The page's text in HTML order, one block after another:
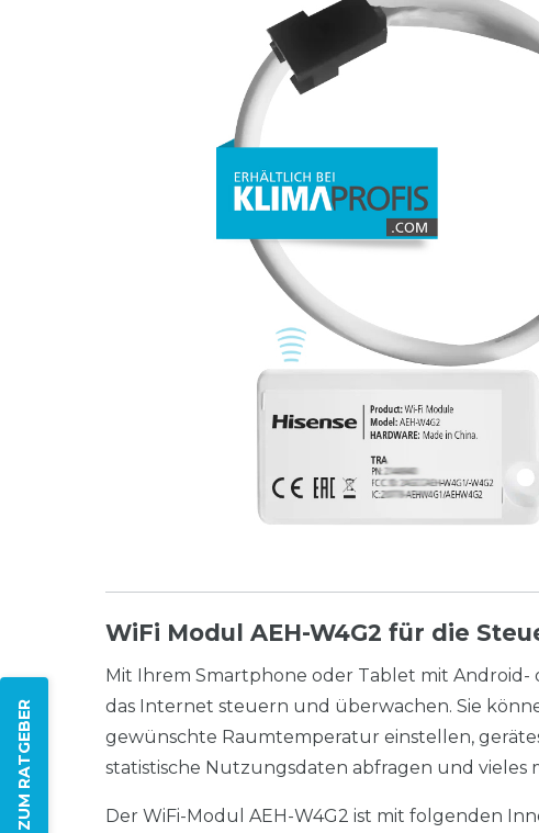
ZUM RATGEBER
WiFi Modul AEH-W4G2 für die
Mit Ihrem Smartphone oder Tablet mit Android-
das Internet steuern und überwachen. Sie
gewünschte Raumtemperatur einstellen,
statistische Nutzungsdaten abfragen und vieles
Der WiFi-Modul AEH-W4G2 ist mit folgenden